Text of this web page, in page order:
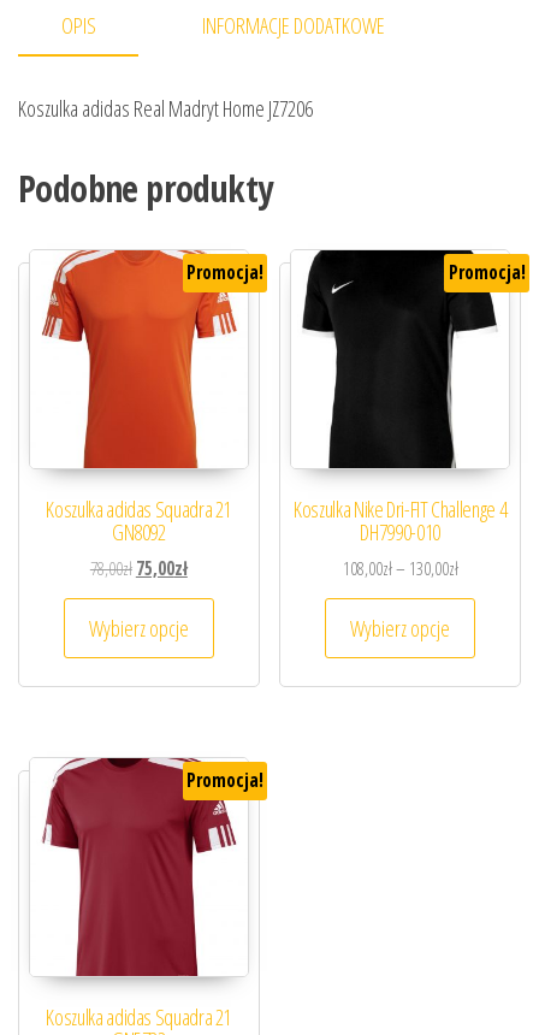
OPIS INFORMACJE DODATKOWE
Koszulka adidas Real Madryt Home JZ7206
Podobne produkty
Promocja!
Koszulka adidas Squadra 21
GN8092
78,00złPierwotna cena wynosiła: 78,00zł.
75,00złAktualna cena wynosi: 75,00zł.
Wybierz opcje
Ten produkt ma wiele wariantów. Opcje
Promocja!
Koszulka Nike Dri-FIT Challenge 4
DH7990-010
108,00zł– 130,00złZakres cen:
Wybierz opcje
Ten
Promocja!
Koszulka adidas Squadra 21